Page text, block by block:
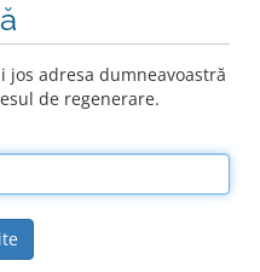
adresa dumneavoastră
de regenerare.